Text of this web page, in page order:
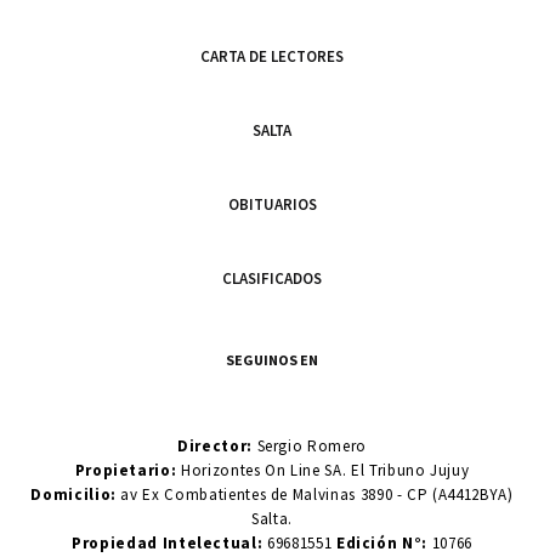
CARTA DE LECTORES
SALTA
OBITUARIOS
CLASIFICADOS
SEGUINOS EN
Director: Sergio Romero
Propietario:Horizontes On Line SA. El Tribuno Jujuy
Domicilio: av Ex Combatientes de Malvinas 3890 - CP (A4412BYA)
Salta.
Propiedad Intelectual: 69681551 Edición N°: 10766